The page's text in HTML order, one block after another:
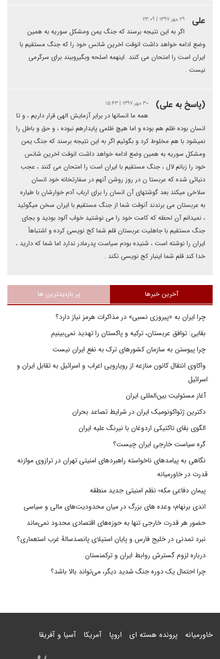
علی ۲۹ مهر ۱۳۹۷ | ۲۳:۰۹
اگر به این نتیجه برسند که جنگ یمن ومشکل سوریه به همین
وضع ادامه خواهد داشت انوقت اخرین شانس خود را که جنگ مستقیم با
ایران است را امتحان می کنند .اینهمه اسلحه وبگیروببند برای سرگرمی
نیست .
(پاسخ به علی) ۳۰ مهر ۱۳۹۷ | ۱۵:۴۳
همه ما انسانها در برابر آزمایش الهی قرار داریم ، و تا
انسان بوده ظلم هم بوده و اما هیچ ظلمی پایدارهم نبوده ، و حق و باطل را
نمیشود با هم مخلوط کرد و بگوئیم اگر به این نتیجه برسند که جنگ یمن
ومشکل سوریه به همین وضع ادامه خواهد داشت انوقت اخرین شانس
خود را زبانم لال ، جنگ مستقیم با ایران است را امتحان می کنند ، عجب
دنیائی شده که عربستا ن در روز روشن آنهم در سفارتخانه خود انسان
سلاخی میکند بعد گوشتهای آن انسان را برای ارباب آدم خوارشان با طیاره
به عربستان می برندند آنوقت شما از جنگ مستقیم با ایران سخن میگوئید
، نمیدانم آن لحظه که کامت خود را می نوشتید خواب آلود بودید و بجای
جنگ مستقیم با جاهلیت عربستان قلم شما کج نویسی کرده و اشتباهأ
ایران را نوشته است ، شنیده بودم سیاست پدرمادر ندارد اما شما که دارید ،
خدا کند قلم شما اینبار کج نویسی نکند .
آخرین خبرها پر بازدیدترین ها
چرا ایران به «پیروزی نسبی» در مذاکرات هرمز نیاز دارد؟
بقایی: توافق عربستان، ترکیه و پاکستان را تهدید نمی‌بینیم
چرا پیوستن به سازمان کشورهای ترک به نفع ایران نیست
واکاوی انتقال کانون منازعه از رویارویی اعراب و اسرائیل به تقابل ایران و
اسرائیل
آغاز مسئولیت بین‌المللی ایران
دکترین ژئواکونومیک ایران در شرایط تصاعد بحران
الگوی بقای تاکتیکی اردوغان با نیرنگ علیه ایران
گره سیاست خارجی ایران چیست؟
نگاهی به پیامدهای ناخواسته راهبردهای امنیتی تهران در ترازوی موازنه
قدرت در خاورمیانه
پیمان دفاعی مکه؛ نظم امنیتی جدید منطقه
اندی برنهام؛ وعده های بزرگ در میان محدودیت‌های مالی و سیاسی
حضور هر قدرت خارجی تنها به حوزه‌های اقتصادی محدود نمی‌ماند
نبرد تمدنی در خلیج فارس و پایان استیلای پانصدسالۀ غرب استعماری؟
درباره لزوم گسترش روابط ایران و ترکمنستان
چرا احتمال یک دوره جنگ شدید دیگر، می‌تواند بالا باشد؟
خاورمیانه پرونده هسته ای اروپا آمریکا آسیا و آفریقا